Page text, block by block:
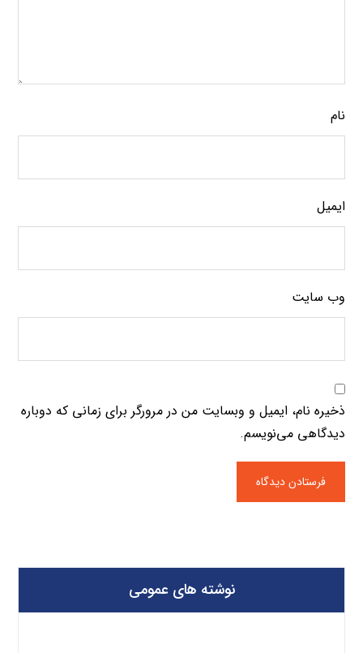
نام
ایمیل
وب‌ سایت
ذخیره نام، ایمیل و وبسایت من در مرورگر برای زمانی که دوباره
دیدگاهی می‌نویسم.
نوشته های عمومی